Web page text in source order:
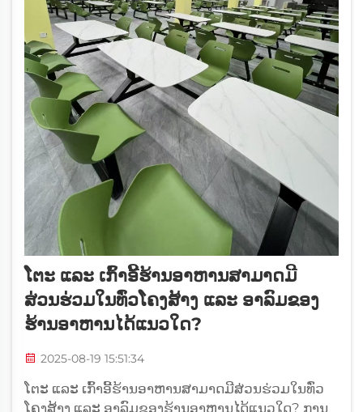
ໂຕະ ແລະ ເກົ້າອີ້ຮ້ານອາຫານສາມາດມີ
ສ່ວນຮ່ວມໃນທົ່ວໂຄງສ້າງ ແລະ ອາລົມຂອງ
ຮ້ານອາຫານໄດ້ແນວໃດ?
2025-08-19 15:51:34
ໂຕະ ແລະ ເກົ້າອີ້ຮ້ານອາຫານສາມາດມີສ່ວນຮ່ວມໃນທົ່ວ
ໂຄງສ້າງ ແລະ ອາລົມຂອງຮ້ານອາຫານໄດ້ແນວໃດ? ການ